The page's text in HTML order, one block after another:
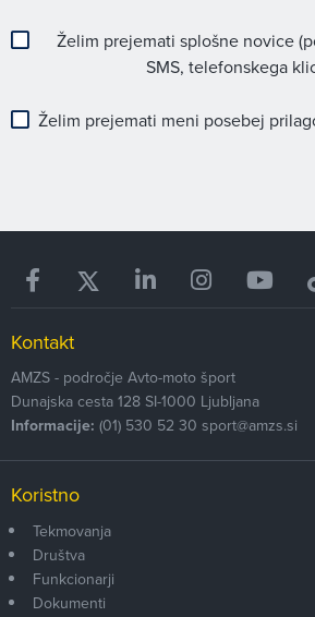
Želim prejemati splošne novice
SMS, telefonskega
Želim prejemati meni posebej
Kontakt
AMZS - področje Avto-moto šport
Dunajska cesta 128 SI-1000 Ljubljana
Informacije: (01) 530 52 30 sport@amzs.si
Koristno
Tekmovanja
Društva
Funkcionarji
Dokumenti